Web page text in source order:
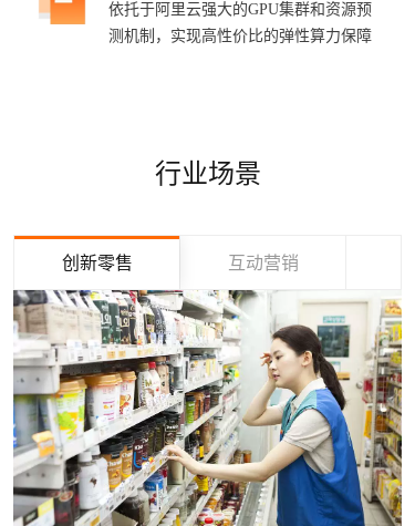
依托于阿里云强大的GPU集群和资源预
测机制，实现高性价比的弹性算力保障
行业场景
创新零售 互动营销